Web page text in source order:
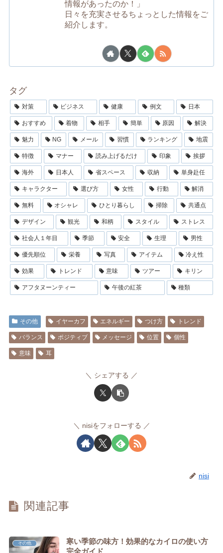
情報があったのか！」
日々を充実させるちょっとした情報をご
紹介します。
タグ
対策 ビジネス 健康 例文 日本
おすすめ 着物 相手 簡単 原因 解決
魅力 NG メール 習慣 ランキング 地震
特徴 マナー 読み上げるだけ 印象 挨拶
海外 日本人 省スペース 収納 単身赴任
キャラクター 選び方 女性 行動 解消
無料 オシャレ ひとり暮らし 掃除 共通点
デザイン 観光 和柄 スタイル ストレス
社会人１年目 季節 安全 生理 男性
優先順位 栄養 写真 アイテム 冷え性
効果 トレンド 意味 ツアー キリン
アフタヌーンティー 午後の紅茶 種類
その他 イヤーカフ エネルギー つけ方 トレンド
バランス ポジティブ メッセージ 位置 個性
意味 耳
シェアする
nisiをフォローする
nisi
関連記事
その他
寒い季節の味方！効果的なカイロの使い方
完全ガイド